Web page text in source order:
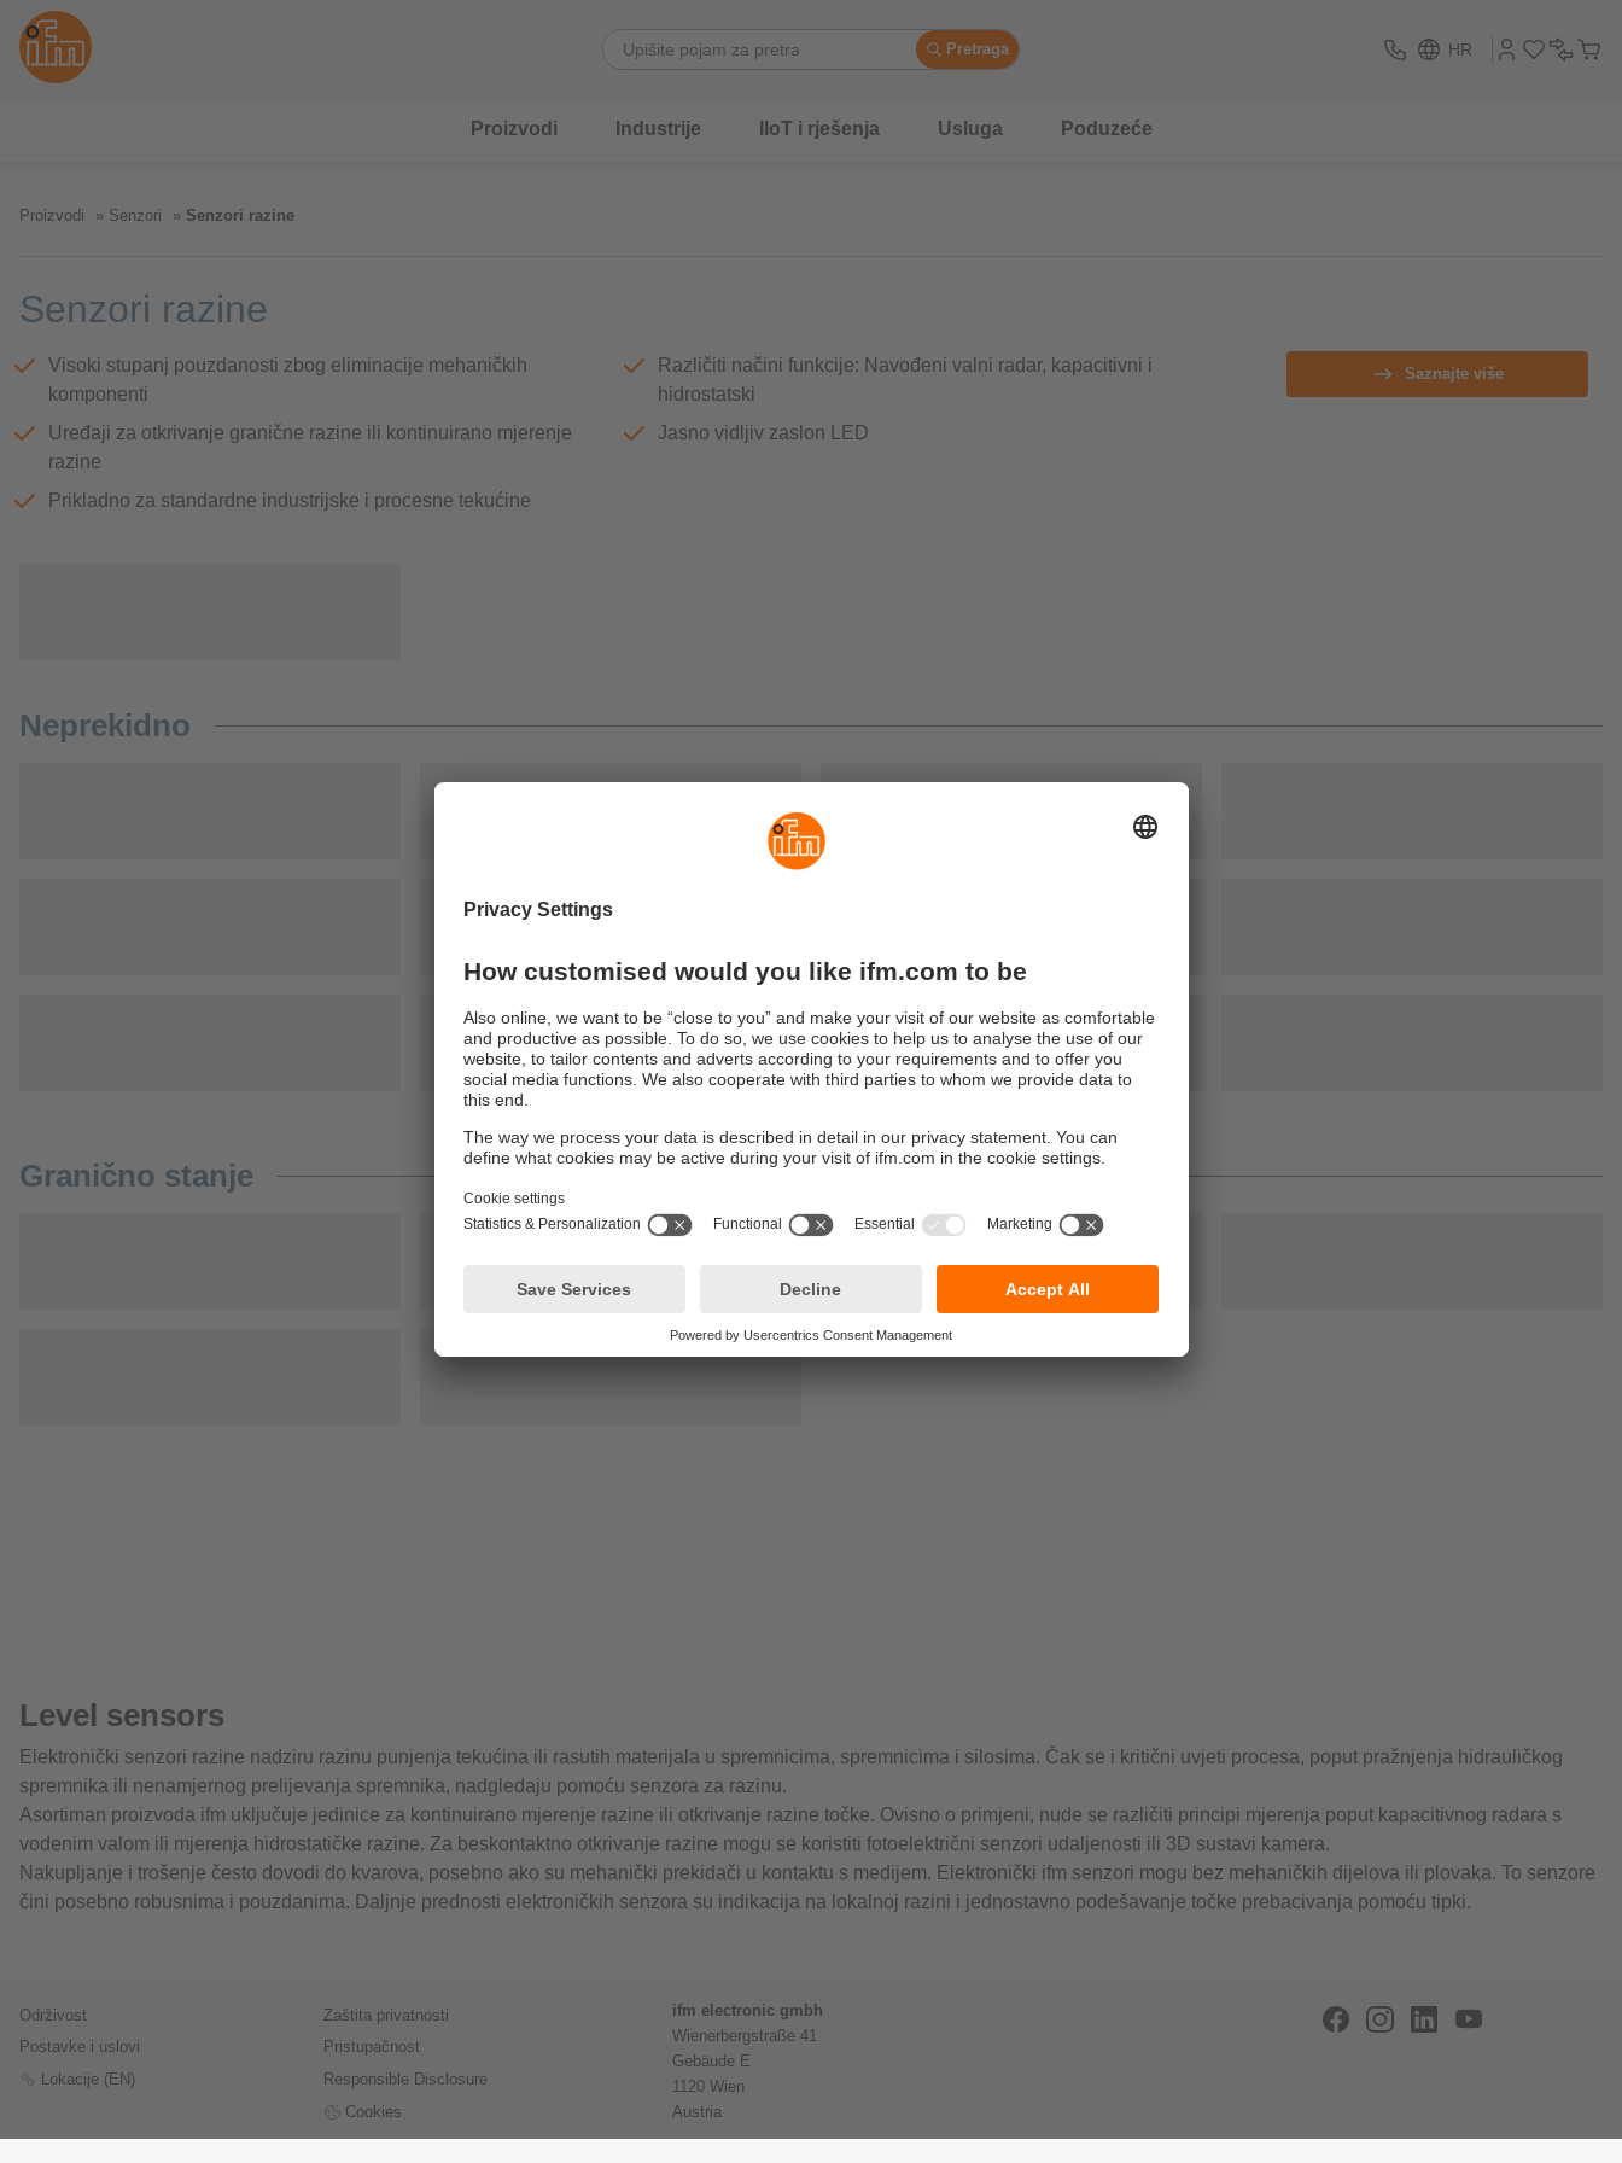
Pretraga HR
Proizvodi Industrije IIoT i rješenja Usluga Poduzeće
Proizvodi Senzori Senzori razine
Senzori razine
Visoki stupanj pouzdanosti zbog eliminacije mehaničkih
komponenti
Različiti načini funkcije: Navođeni valni radar, kapacitivni i
hidrostatski
Uređaji za otkrivanje granične razine ili kontinuirano mjerenje
razine
Jasno vidljiv zaslon LED
Prikladno za standardne industrijske i procesne tekućine
Saznajte više
Neprekidno
Granično stanje
Level sensors
Elektronički senzori razine nadziru razinu punjenja tekućina ili rasutih materijala u spremnicima, spremnicima i silosima. Čak se i kritični uvjeti procesa, poput pražnjenja hidrauličkog
spremnika ili nenamjernog prelijevanja spremnika, nadgledaju pomoću senzora za razinu.
Asortiman proizvoda ifm uključuje jedinice za kontinuirano mjerenje razine ili otkrivanje razine točke. Ovisno o primjeni, nude se različiti principi mjerenja poput kapacitivnog radara s
vodenim valom ili mjerenja hidrostatičke razine. Za beskontaktno otkrivanje razine mogu se koristiti fotoelektrični senzori udaljenosti ili 3D sustavi kamera.
Nakupljanje i trošenje često dovodi do kvarova, posebno ako su mehanički prekidači u kontaktu s medijem. Elektronički ifm senzori mogu bez mehaničkih dijelova ili plovaka. To senzore
čini posebno robusnima i pouzdanima. Daljnje prednosti elektroničkih senzora su indikacija na lokalnoj razini i jednostavno podešavanje točke prebacivanja pomoću tipki.
Održivost
Postavke i uslovi
Lokacije (EN)
Zaštita privatnosti
Pristupačnost
Responsible Disclosure
Cookies
ifm electronic gmbh
Wienerbergstraße 41
Gebäude E
1120 Wien
Austria